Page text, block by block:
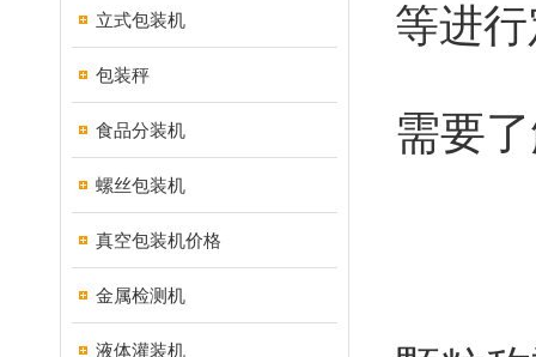
立式包装机
包装秤
食品分装机
螺丝包装机
真空包装机价格
金属检测机
液体灌装机
等进
需要